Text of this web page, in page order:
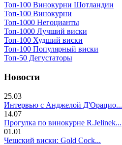
Топ-100 Винокурни Шотландии
Топ-100 Винокурни
Топ-1000 Негоцианты
Топ-1000 Лучший виски
Топ-100 Худший виски
Топ-100 Популярный виски
Топ-50 Дегустаторы
Новости
25.03
Интервью с Анджелой Д'Орацио...
14.07
Прогулка по винокурне R.Jelinek...
01.01
Чешский виски: Gold Cock...